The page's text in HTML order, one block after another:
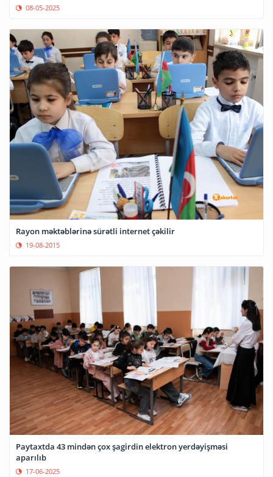
08-05-2025
Rayon məktəblərinə sürətli internet çəkilir
19-08-2015
Paytaxtda 43 mindən çox şagirdin elektron yerdəyişməsi
aparılıb
17-06-2025